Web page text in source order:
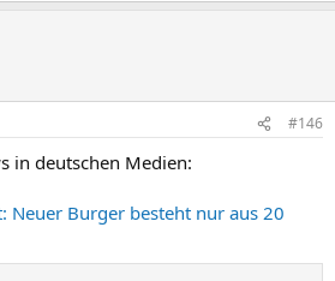
#146
in deutschen Medien:
Neuer Burger besteht nur aus 20